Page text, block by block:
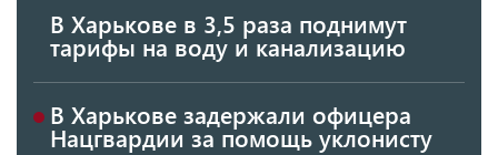
В Харькове в 3,5 раза поднимут
тарифы на воду и канализацию
В Харькове задержали офицера
Нацгвардии за помощь уклонисту